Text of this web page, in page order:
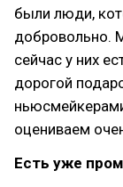
были люди,
добровольно.
сейчас у них
дорогой
оцениваем
Есть уже